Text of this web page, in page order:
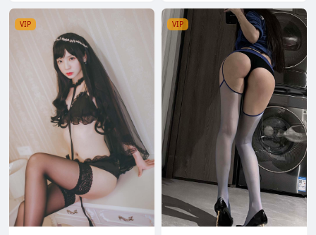
VIP VIP